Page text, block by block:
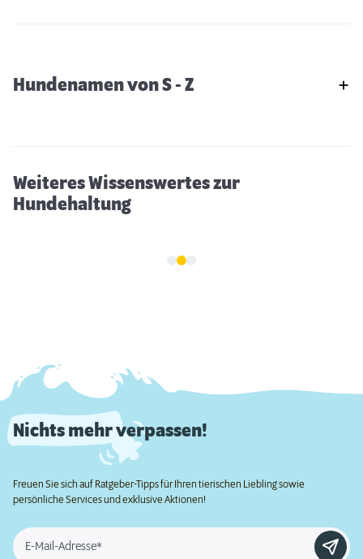
Hundenamen von S - Z
Weiteres Wissenswertes zur
Hundehaltung
Nichts mehr verpassen!
Freuen Sie sich auf Ratgeber-Tipps für Ihren tierischen Liebling sowie
persönliche Services und exklusive Aktionen!
E-Mail-Adresse*